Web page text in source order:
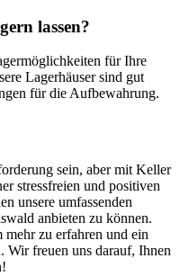
lassen?
für Ihre
Lagerhäuser sind gut
für die Aufbewahrung.
sein, aber mit Keller
stressfreien und positiven
unsere umfassenden
anbieten zu können.
zu erfahren und ein
Wir freuen uns darauf, Ihnen